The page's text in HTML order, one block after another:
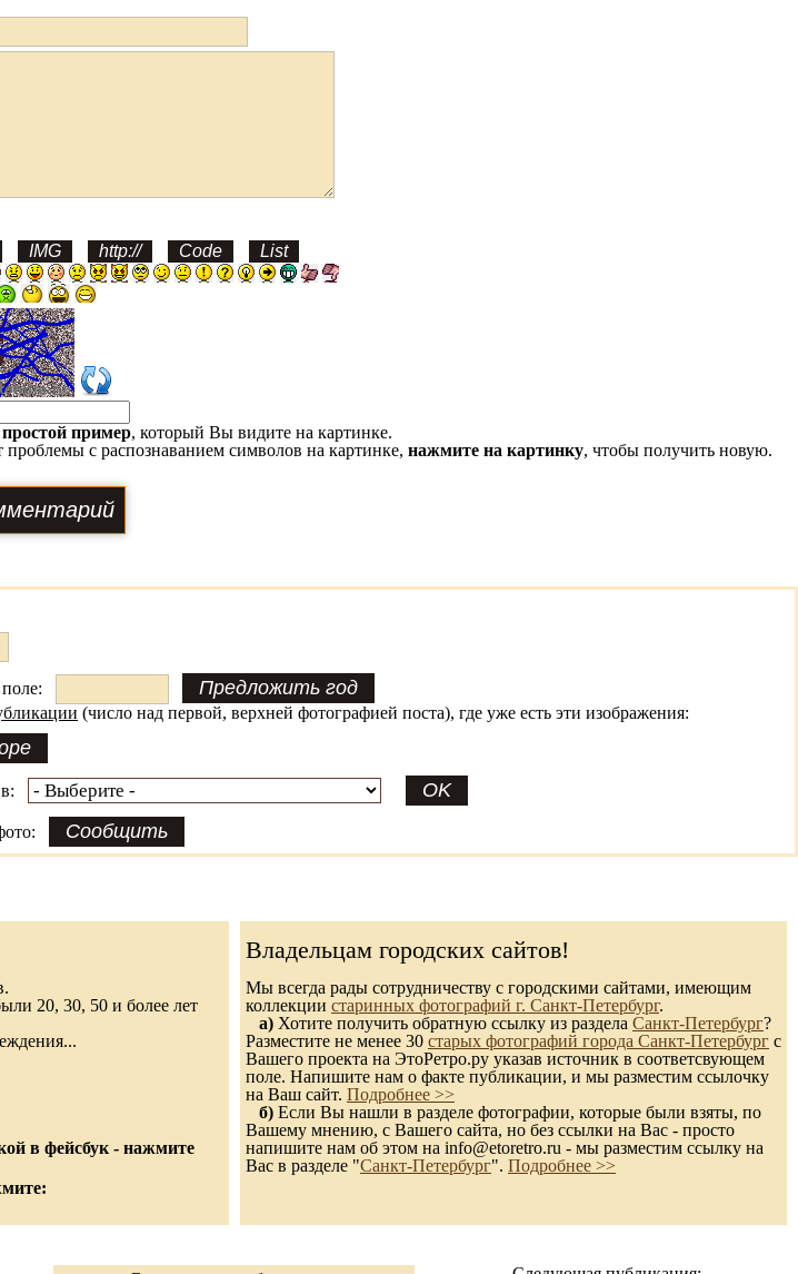
пример, который Вы видите на картинке.
с распознаванием символов на картинке, нажмите на картинку, чтобы получить новую.
поле:
(число над первой, верхней фотографией поста), где уже есть эти изображения:
в:
20, 30, 50 и более лет
в фейсбук - нажмите
Владельцам городских сайтов!
Мы всегда рады сотрудничеству с городскими сайтами, имеющим
коллекции старинных фотографий г. Санкт-Петербург.
а) Хотите получить обратную ссылку из раздела Санкт-Петербург?
Разместите не менее 30 старых фотографий города Санкт-Петербург с
Вашего проекта на ЭтоРетро.ру указав источник в соответсвующем
поле. Напишите нам о факте публикации, и мы разместим ссылочку
на Ваш сайт. Подробнее >>
б) Если Вы нашли в разделе фотографии, которые были взяты, по
Вашему мнению, с Вашего сайта, но без ссылки на Вас - просто
напишите нам об этом на info@etoretro.ru - мы разместим ссылку на
Вас в разделе "Санкт-Петербург". Подробнее >>